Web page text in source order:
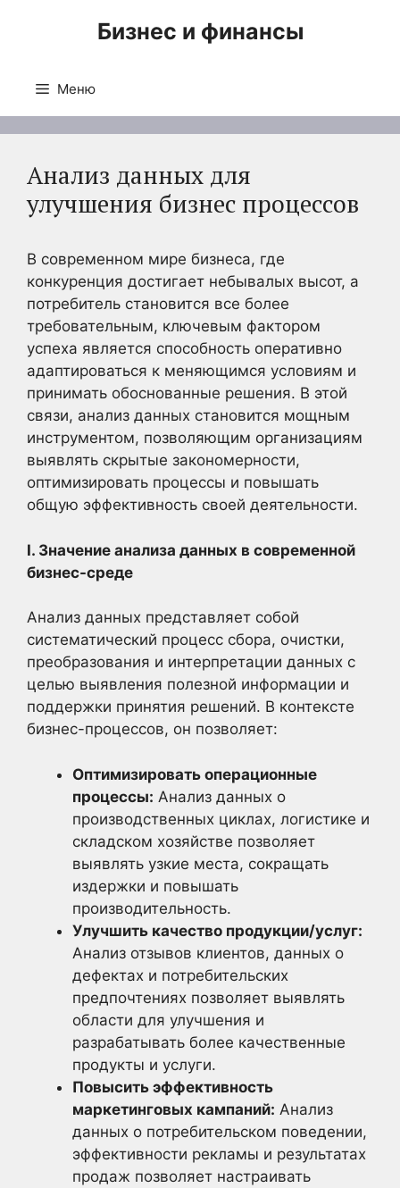
Бизнес и финансы
Меню
Анализ данных для
улучшения бизнес процессов
В современном мире бизнеса, где
конкуренция достигает небывалых высот, а
потребитель становится все более
требовательным, ключевым фактором
успеха является способность оперативно
адаптироваться к меняющимся условиям и
принимать обоснованные решения. В этой
связи, анализ данных становится мощным
инструментом, позволяющим организациям
выявлять скрытые закономерности,
оптимизировать процессы и повышать
общую эффективность своей деятельности.
I. Значение анализа данных в современной
бизнес-среде
Анализ данных представляет собой
систематический процесс сбора, очистки,
преобразования и интерпретации данных с
целью выявления полезной информации и
поддержки принятия решений. В контексте
бизнес-процессов, он позволяет:
Оптимизировать операционные
процессы: Анализ данных о
производственных циклах, логистике и
складском хозяйстве позволяет
выявлять узкие места, сокращать
издержки и повышать
производительность.
Улучшить качество продукции/услуг:
Анализ отзывов клиентов, данных о
дефектах и потребительских
предпочтениях позволяет выявлять
области для улучшения и
разрабатывать более качественные
продукты и услуги.
Повысить эффективность
маркетинговых кампаний: Анализ
данных о потребительском поведении,
эффективности рекламы и результатах
продаж позволяет настраивать